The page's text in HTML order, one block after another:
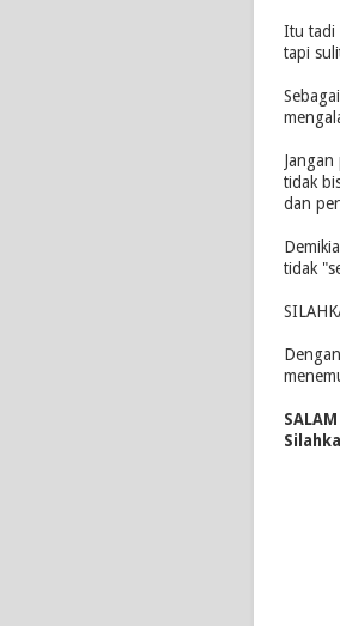
Itu tadi
tapi
tidak
dan
tidak